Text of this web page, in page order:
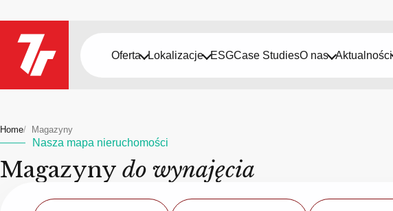
Oferta Lokalizacje ESGCase StudiesO nas Aktualności
Home Magazyny
Nasza mapa nieruchomości
Magazyny do wynajęcia
Typ
Kraj
Region